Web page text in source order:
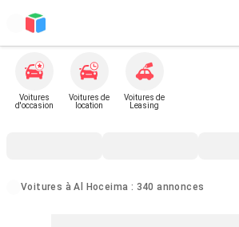
Voitures
d'occasion
Voitures de
location
Voitures de
Leasing
Voitures à Al Hoceima : 340 annonces